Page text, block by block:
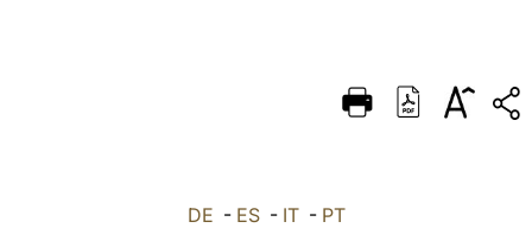
DEUTSCH
DE - ES- IT- PT